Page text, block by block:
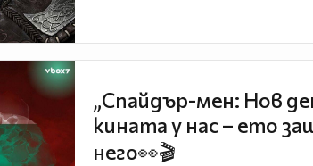
„Спайдър-мен: Нов
кината у нас – ето
него👀🎬